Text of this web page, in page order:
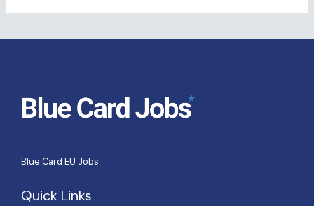
Blue Card EU Jobs
Quick Links